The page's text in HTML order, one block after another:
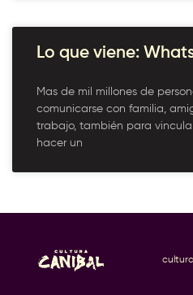
Lo que viene:
Mas de mil millones de
comunicarse con familia,
trabajo, también para
hacer un